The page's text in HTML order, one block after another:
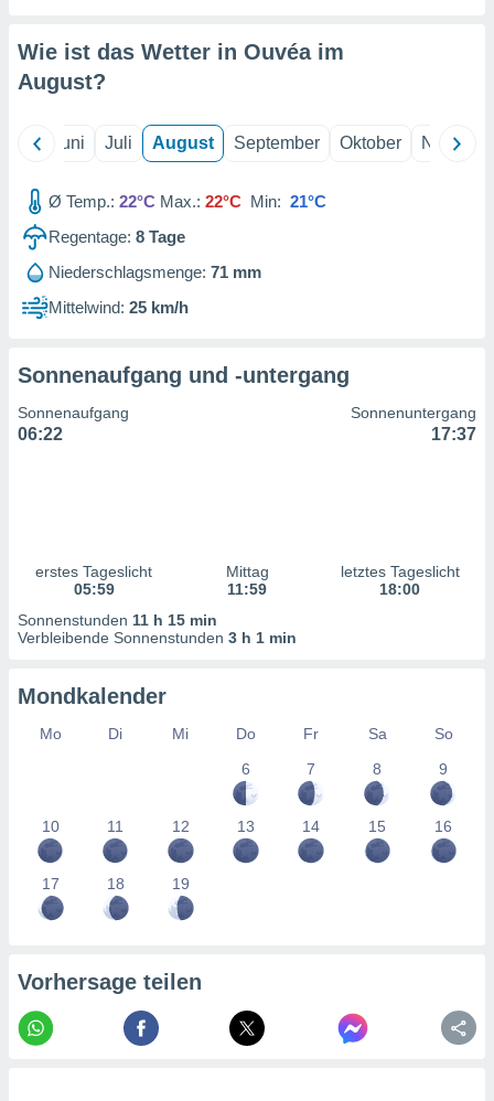
zur
von
zur
der
von
von
durch
von
1199
Wie ist das Wetter in Ouvéa im
August?
Juni Juli August September Oktober
Ø Temp.: 22°C Max.: 22°C Min: 21°C
Regentage: 8 Tage
Niederschlagsmenge: 71 mm
Mittelwind: 25 km/h
Sonnenaufgang und -untergang
Sonnenaufgang
06:22
Sonnenuntergang
17:37
erstes Tageslicht
05:59
Mittag
11:59
letztes Tageslicht
18:00
Sonnenstunden 11 h 15 min
Verbleibende Sonnenstunden 3 h 1 min
Mondkalender
Mo Di Mi Do Fr Sa
So
6
7 8 9
10 11 12 13 14 15 16
17 18 19
Vorhersage teilen